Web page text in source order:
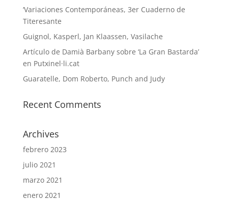
‘Variaciones Contemporáneas, 3er Cuaderno de
Titeresante
Guignol, Kasperl, Jan Klaassen, Vasilache
Artículo de Damià Barbany sobre ‘La Gran Bastarda’
en Putxinel·li.cat
Guaratelle, Dom Roberto, Punch and Judy
Recent Comments
Archives
febrero 2023
julio 2021
marzo 2021
enero 2021